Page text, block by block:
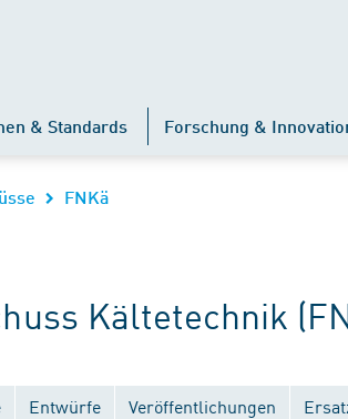
& Standards Forschung &
FNKä
Kältetechnik
Entwürfe Veröffentlichungen